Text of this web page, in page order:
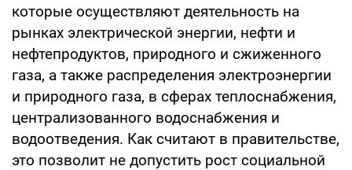
которые осуществляют деятельность на
рынках электрической энергии, нефти и
нефтепродуктов, природного и сжиженного
газа, а также распределения электроэнергии
и природного газа, в сферах теплоснабжения,
централизованного водоснабжения и
водоотведения. Как считают в правительстве,
это позволит не допустить рост социальной